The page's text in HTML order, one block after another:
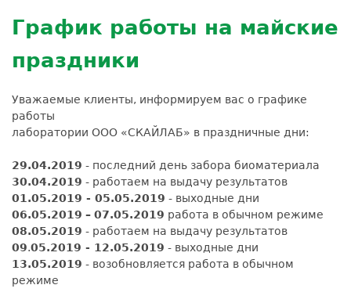
Расшифровка анализов
Усиление профилактических мер для
безопасности пациентов
Экскурсия в
Документы
to
top
График работы на майские
праздники
Уважаемые клиенты, информируем вас о графике
работы
лаборатории ООО «СКАЙЛАБ» в праздничные дни:
29.04.2019 - последний день забора биоматериала
30.04.2019 - работаем на выдачу результатов
01.05.2019 - 05.05.2019 - выходные дни
06.05.2019 – 07.05.2019 работа в обычном режиме
08.05.2019 - работаем на выдачу результатов
09.05.2019 - 12.05.2019 - выходные дни
13.05.2019 - возобновляется работа в обычном
режиме